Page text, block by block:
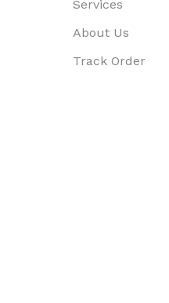
Services
About Us
Track Order